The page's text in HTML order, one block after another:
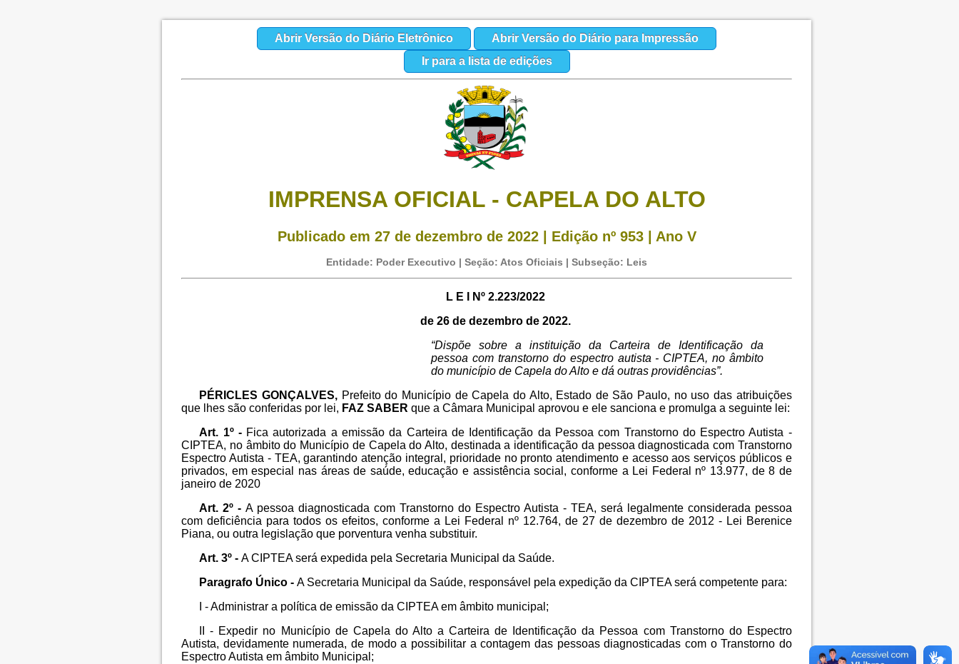
Abrir Versão do Diário Eletrônico
Abrir Versão do Diário para Impressão
Ir para a lista de edições
IMPRENSA OFICIAL - CAPELA DO ALTO
Publicado em 27 de dezembro de 2022 | Edição nº 953 | Ano V
Entidade: Poder Executivo | Seção: Atos Oficiais | Subseção: Leis
L E I Nº 2.223/2022
de 26 de dezembro de 2022.
“Dispõe sobre a instituição da Carteira de Identificação da
pessoa com transtorno do espectro autista - CIPTEA, no âmbito
do município de Capela do Alto e dá outras providências”.
PÉRICLES GONÇALVES, Prefeito do Município de Capela do Alto, Estado de São Paulo, no uso das atribuições
que lhes são conferidas por lei, FAZ SABERque a Câmara Municipal aprovou e ele sanciona e promulga a seguinte lei:
Art. 1º - Fica autorizada a emissão da Carteira de Identificação da Pessoa com Transtorno do Espectro Autista -
CIPTEA, no âmbito do Município de Capela do Alto, destinada a identificação da pessoa diagnosticada com Transtorno
Espectro Autista - TEA, garantindo atenção integral, prioridade no pronto atendimento e acesso aos serviços públicos e
privados, em especial nas áreas de saúde, educação e assistência social, conforme a Lei Federal nº 13.977, de 8 de
janeiro de 2020
Art. 2º -A pessoa diagnosticada com Transtorno do Espectro Autista - TEA, será legalmente considerada pessoa
com deficiência para todos os efeitos, conforme a Lei Federal nº 12.764, de 27 de dezembro de 2012 - Lei Berenice
Piana, ou outra legislação que porventura venha substituir.
Art. 3º -A CIPTEA será expedida pela Secretaria Municipal da Saúde.
Paragrafo Único -A Secretaria Municipal da Saúde, responsável pela expedição da CIPTEA será competente para:
I - Administrar a política de emissão da CIPTEA em âmbito municipal;
II - Expedir no Município de Capela do Alto a Carteira de Identificação da Pessoa com Transtorno do Espectro
Autista, devidamente numerada, de modo a possibilitar a contagem das pessoas diagnosticadas com o Transtorno do
Espectro Autista em âmbito Municipal;